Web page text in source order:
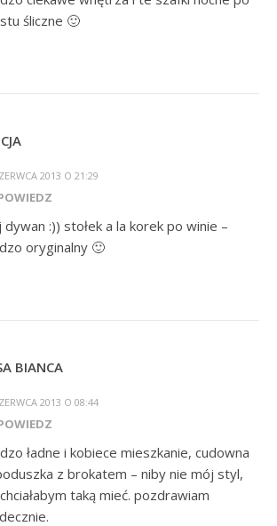
śliczne 🙂
2013 O 21:29
dywan :)) stołek a la korek po winie –
oryginalny 🙂
BIANCA
2013 O 08:44
ładne i kobiece mieszkanie, cudowna
z brokatem – niby nie mój styl,
taką mieć. pozdrawiam